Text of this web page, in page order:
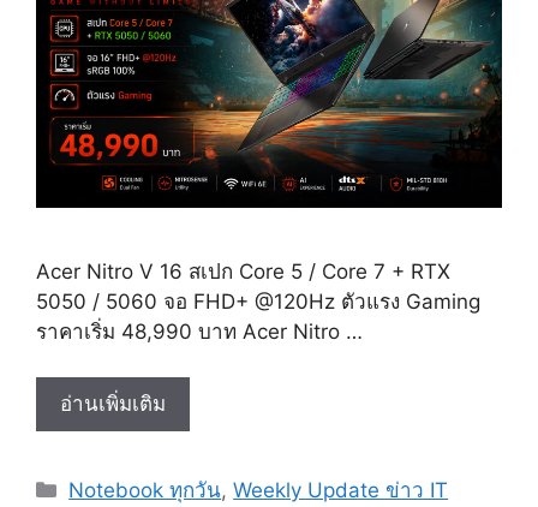
Acer Nitro V 16 สเปก Core 5 / Core 7 + RTX
5050 / 5060 จอ FHD+ @120Hz ตัวแรง Gaming
ราคาเริ่ม 48,990 บาท Acer Nitro …
อ่านเพิ่มเติม
Nitro
16
Categories
Notebook ทุกวัน,Weekly Update ข่าว IT